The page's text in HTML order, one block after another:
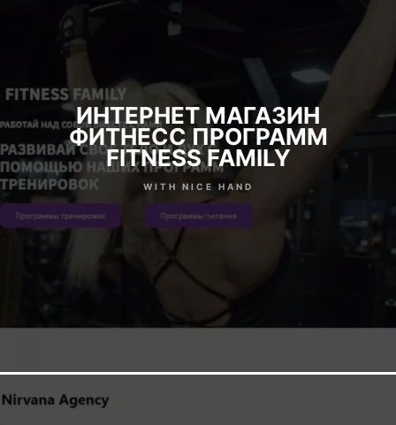
ИНТЕРНЕТ МАГАЗИН
ФИТНЕСС ПРОГРАММ
FITNESS FAMILY
WITH NICE HAND